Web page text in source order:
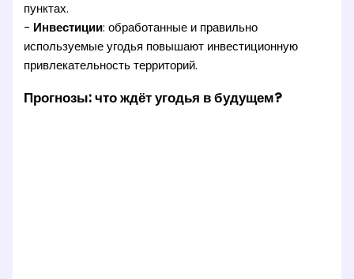
пунктах.
- Инвестиции: обработанные и правильно
используемые угодья повышают инвестиционную
привлекательность территорий.
Прогнозы: что ждёт угодья в будущем?